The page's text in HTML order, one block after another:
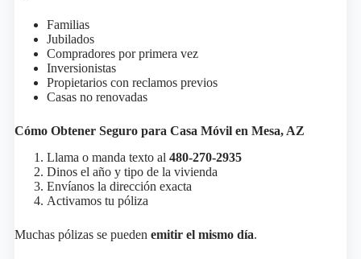
Familias
Jubilados
Compradores por primera vez
Inversionistas
Propietarios con reclamos previos
Casas no renovadas
Cómo Obtener Seguro para Casa Móvil en Mesa, AZ
Llama o manda texto al 480-270-2935
Dinos el año y tipo de la vivienda
Envíanos la dirección exacta
Activamos tu póliza
Muchas pólizas se pueden emitir el mismo día.